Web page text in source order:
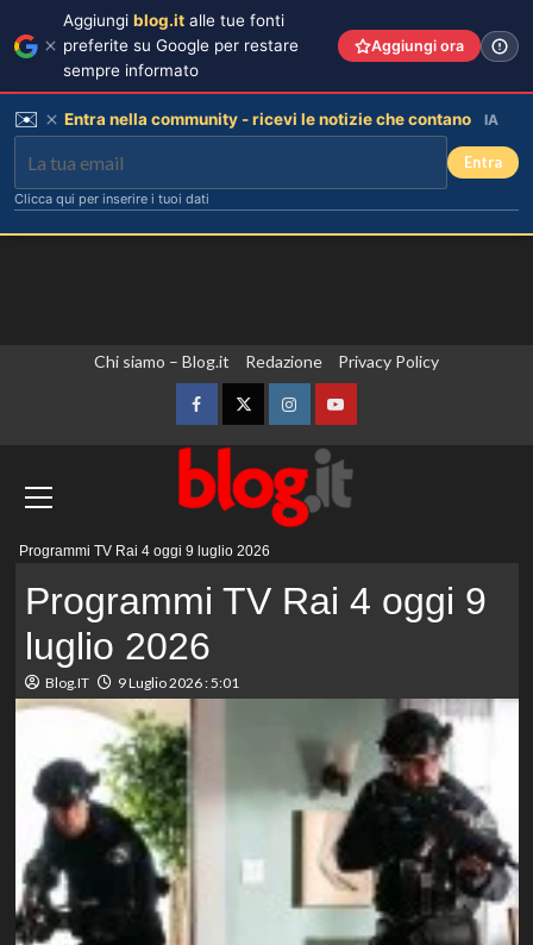
Chi siamo – Blog.it Redazione Privacy Policy
FacebookTwitterInstagramYouTube
Programmi TV Rai 4 oggi 9 luglio 2026
Programmi TV Rai 4 oggi 9
luglio 2026
Blog.IT 9 Luglio 2026 : 5:01
Aggiungi blog.it alle tue fonti
preferite su Google per restare
sempre informato
Aggiungi ora
✉️ Entra nella community - ricevi le notizie che contano IA
Entra
Clicca qui per inserire i tuoi dati